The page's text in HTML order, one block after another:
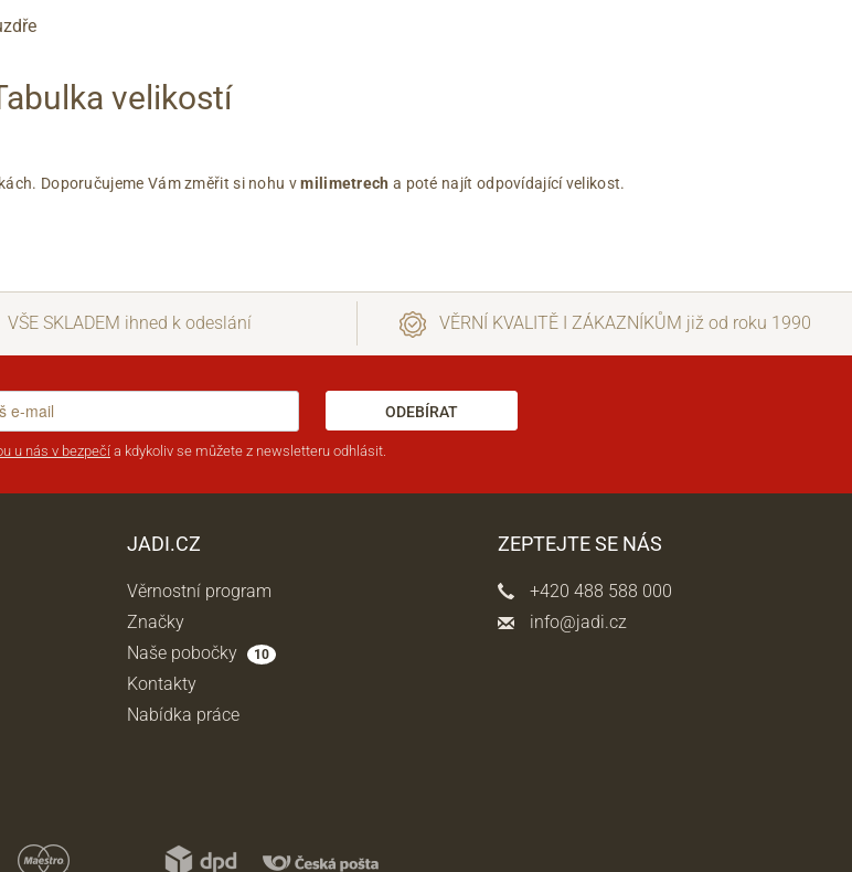
velikostí
Doporučujeme Vám změřit si nohu vmilimetrech a poté najít odpovídající velikost.
VŠE SKLADEM ihned k odeslání VĚRNÍ KVALITĚ I ZÁKAZNÍKŮM již od roku 1990
ODEBÍRAT
u nás v bezpečía kdykoliv se můžete z newsletteru odhlásit.
JADI.CZ
Věrnostní program
Značky
Naše pobočky
10
Kontakty
Nabídka práce
ZEPTEJTE SE NÁS
+420 488 588 000
info@jadi.cz